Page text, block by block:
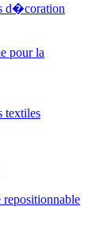
d�coration
pour la
textiles